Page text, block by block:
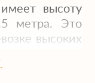
высоту
метра. Это
высоких
так как
может